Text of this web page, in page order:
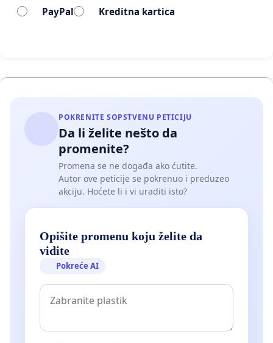
PayPal Kreditna kartica
POKRENITE SOPSTVENU PETICIJU
Da li želite nešto da
promenite?
Promena se ne događa ako ćutite.
Autor ove peticije se pokrenuo i preduzeo
akciju. Hoćete li i vi uraditi isto?
Opišite promenu koju želite da
vidite
Pokreće AI